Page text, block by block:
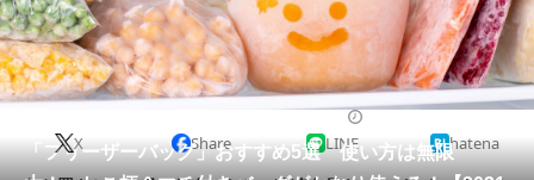
コンテンツ・サービス スイーツ・お菓子
スポーツ・レジャー スマホ・携帯電話
パソコン・タブレット ファッション
ペット 家電
「フリーザーバッグ」おすすめ5選 使い方は無限
X Share LINE hatena